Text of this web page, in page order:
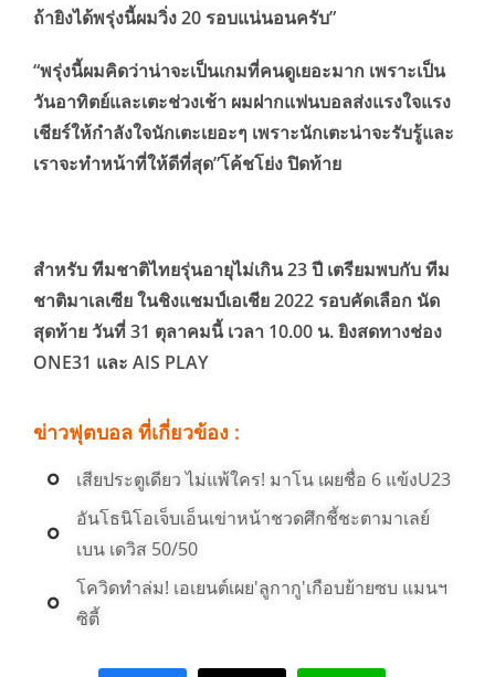
ถ้ายิงได้พรุ่งนี้ผมวิ่ง 20 รอบแน่นอนครับ”
“พรุ่งนี้ผมคิดว่าน่าจะเป็นเกมที่คนดูเยอะมาก เพราะเป็น
วันอาทิตย์และเตะช่วงเช้า ผมฝากแฟนบอลส่งแรงใจแรง
เชียร์ให้กำลังใจนักเตะเยอะๆ เพราะนักเตะน่าจะรับรู้และ
เราจะทำหน้าที่ให้ดีที่สุด”โค้ชโย่ง ปิดท้าย
สำหรับ ทีมชาติไทยรุ่นอายุไม่เกิน 23 ปี เตรียมพบกับ ทีม
ชาติมาเลเซีย ในชิงแชมป์เอเชีย 2022 รอบคัดเลือก นัด
สุดท้าย วันที่ 31 ตุลาคมนี้ เวลา 10.00 น. ยิงสดทางช่อง
ONE31 และ AIS PLAY
ข่าวฟุตบอล ที่เกี่ยวข้อง :
เสียประตูเดียว ไม่แพ้ใคร! มาโน เผยชื่อ 6 แข้งU23
อันโธนิโอเจ็บเอ็นเข่าหน้าชวดศึกชี้ชะตามาเลย์
เบน เดวิส 50/50
โควิดทำล่ม! เอเยนต์เผย'ลูกากู'เกือบย้ายซบ แมนฯ
ซิตี้